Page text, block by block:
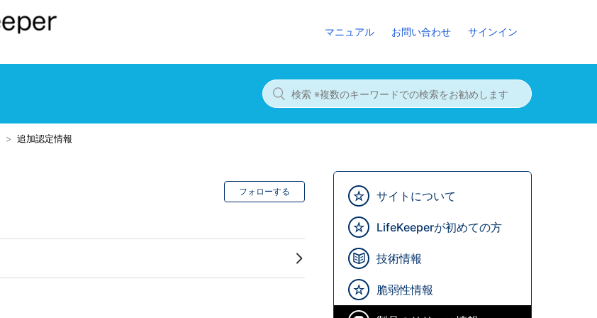
マニュアル お問い合わせ サインイン
追加認定情報
サイトについて
LifeKeeperが初めての方
技術情報
脆弱性情報
フォローする